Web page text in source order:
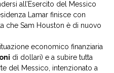
all’Esercito del Messico
Lamar finisce con
che Sam Houston è di nuovo
economico finanziaria
di dollari) e a subire tutta
del Messico, intenzionato a